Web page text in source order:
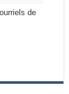
de